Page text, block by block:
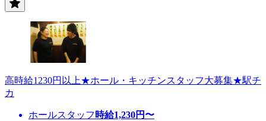
高時給1230円以上★ホール・キッチンスタッフ大募集★駅チ
カ
ホールスタッフ 時給1,230円〜